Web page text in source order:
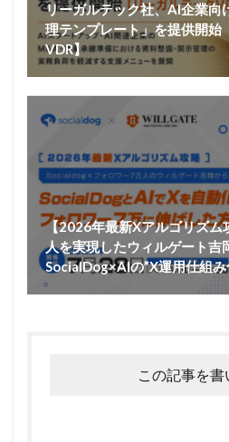
リーガルテック社、AI企業向
理テンプレート」を提供開始
VDR】
【2026年最新Xアルゴリズム
人を実現したウィルゲート吉
SocialDog×AIの”X運用仕組み
この記事を書